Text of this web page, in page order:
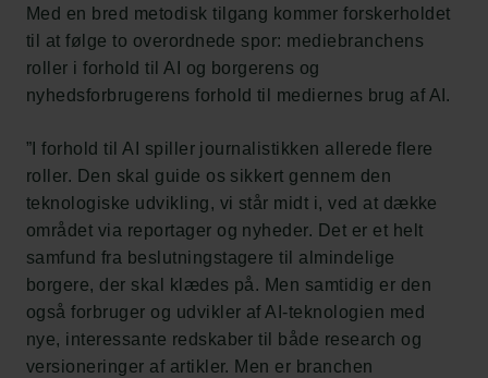
Med en bred metodisk tilgang kommer forskerholdet
til at følge to overordnede spor: mediebranchens
roller i forhold til AI og borgerens og
nyhedsforbrugerens forhold til mediernes brug af AI.
”I forhold til AI spiller journalistikken allerede flere
roller. Den skal guide os sikkert gennem den
teknologiske udvikling, vi står midt i, ved at dække
området via reportager og nyheder. Det er et helt
samfund fra beslutningstagere til almindelige
borgere, der skal klædes på. Men samtidig er den
også forbruger og udvikler af AI-teknologien med
nye, interessante redskaber til både research og
versioneringer af artikler. Men er branchen